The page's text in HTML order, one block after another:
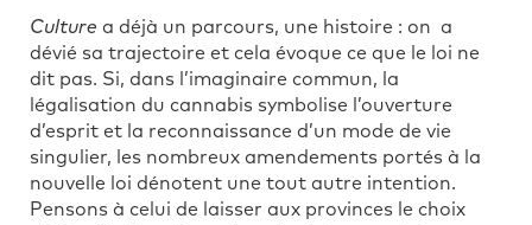
Culture a déjà un parcours, une histoire : on a
dévié sa trajectoire et cela évoque ce que le loi ne
dit pas. Si, dans l’imaginaire commun, la
légalisation du cannabis symbolise l’ouverture
d’esprit et la reconnaissance d’un mode de vie
singulier, les nombreux amendements portés à la
nouvelle loi dénotent une tout autre intention.
Pensons à celui de laisser aux provinces le choix